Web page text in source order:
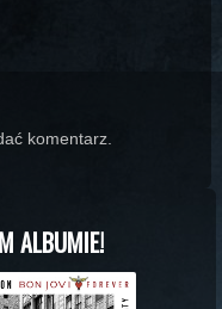
komentarz.
ALBUMIE!